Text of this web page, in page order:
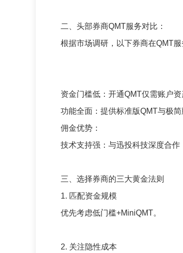
二、头部券商QMT服务对比：
根据市场调研，以下券商在QMT
资金门槛低：开通QMT仅需账户
功能全面：提供标准版QMT与极
佣金优势：
技术支持强：与迅投科技深度合
三、选择券商的三大黄金法则
1. 匹配资金规模
优先考虑低门槛+MiniQMT。
2. 关注隐性成本